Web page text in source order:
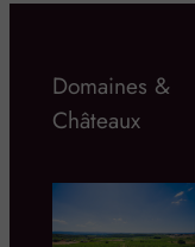
Domaines &
Châteaux